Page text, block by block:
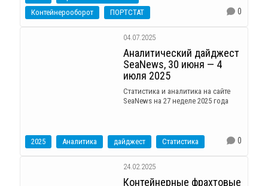
Контейнерооборот
ПОРТСТАТ 0
04.07.2025
Аналитический дайджест
SeaNews, 30 июня — 4
июля 2025
Статистика и аналитика на сайте
SeaNews на 27 неделе 2025 года
2025 Аналитика дайджест Статистика 0
24.02.2025
Контейнерные фрахтовые